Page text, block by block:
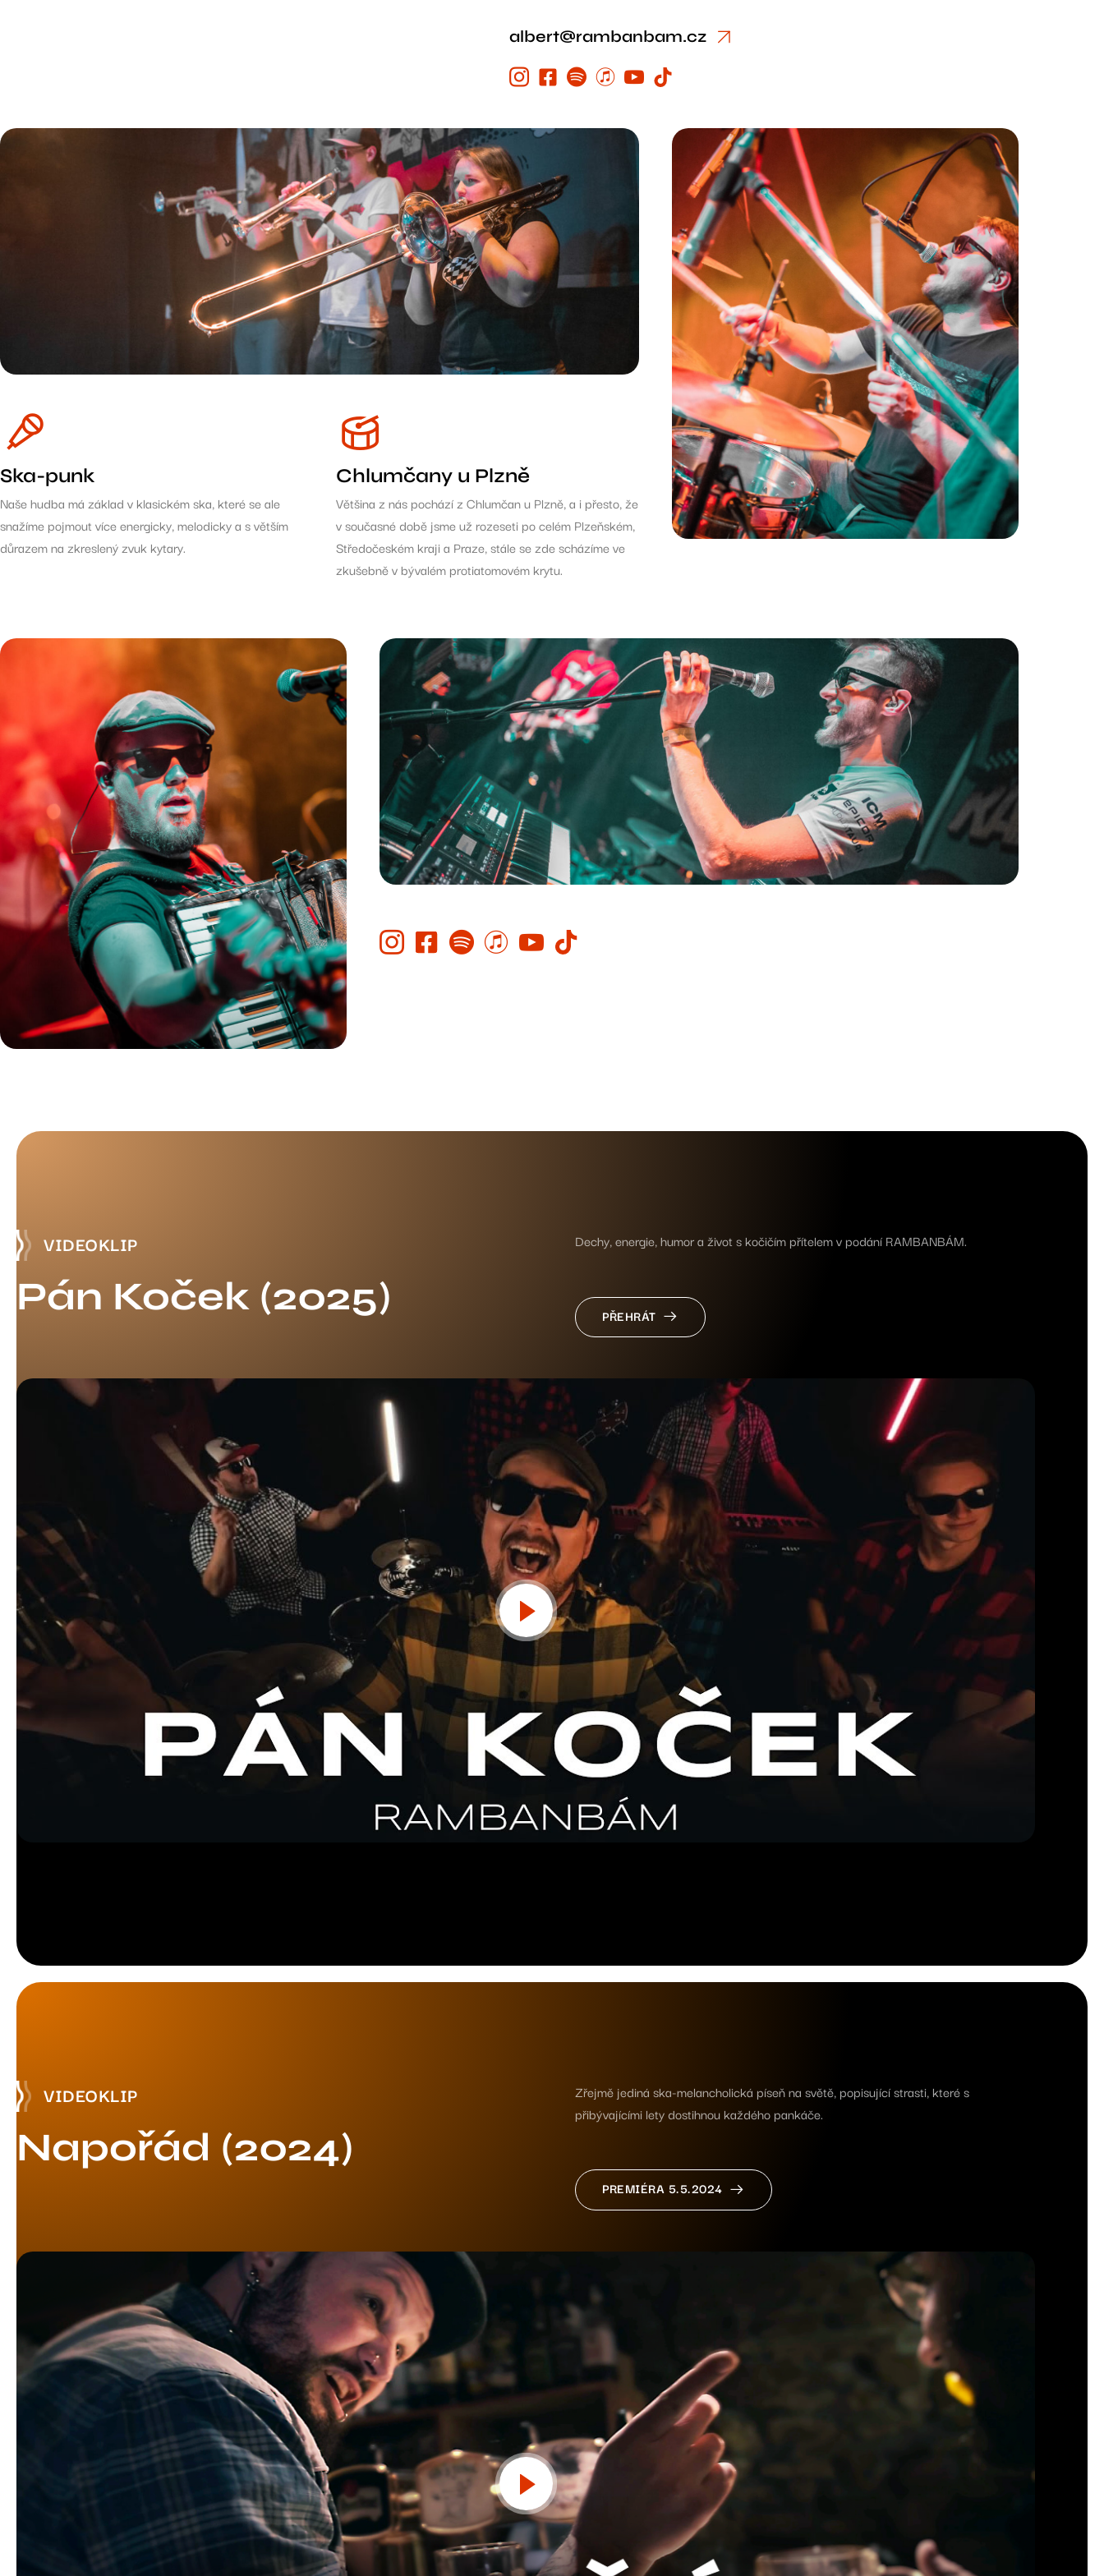
albert@rambanbam.cz
Ska-punk
Naše hudba má základ v klasickém ska, které se ale
snažíme pojmout více energicky, melodicky a s větším
důrazem na zkreslený zvuk kytary.
Chlumčany u Plzně
Většina z nás pochází z Chlumčan u Plzně, a i přesto, že
v současné době jsme už rozeseti po celém Plzeňském,
Středočeském kraji a Praze, stále se zde scházíme ve
zkušebně v bývalém protiatomovém krytu.
VIDEOKLIP
Pán Koček (2025)
Dechy, energie, humor a život s kočičím přítelem v podání RAMBANBÁM.
PŘEHRÁT
VIDEOKLIP
Napořád (2024)
Zřejmě jediná ska-melancholická píseň na světě, popisující strasti, které s
přibývajícími lety dostihnou každého pankáče.
PREMIÉRA 5.5.2024